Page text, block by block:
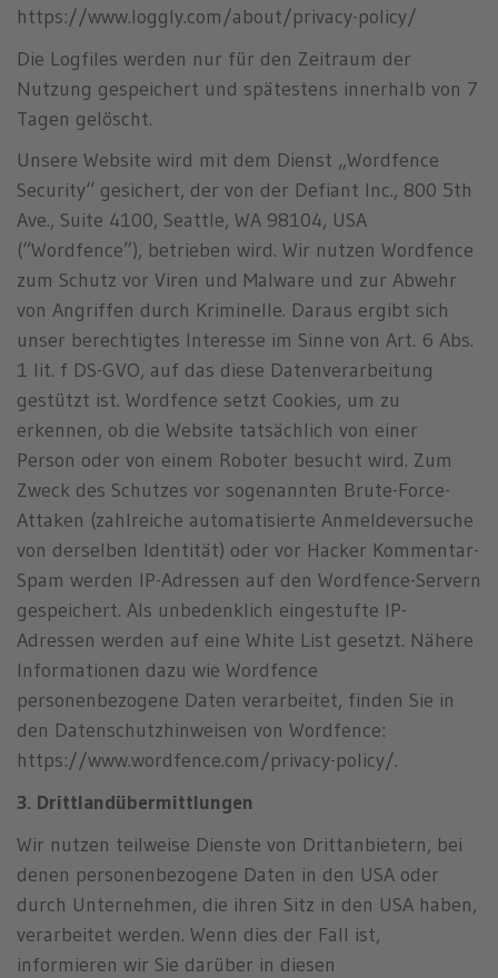
https://www.loggly.com/about/privacy-policy/
Die Logfiles werden nur für den Zeitraum der
Nutzung gespeichert und spätestens innerhalb von 7
Tagen gelöscht.
Unsere Website wird mit dem Dienst „Wordfence
Security“ gesichert, der von der Defiant Inc., 800 5th
Ave., Suite 4100, Seattle, WA 98104, USA
(“Wordfence”), betrieben wird. Wir nutzen Wordfence
zum Schutz vor Viren und Malware und zur Abwehr
von Angriffen durch Kriminelle. Daraus ergibt sich
unser berechtigtes Interesse im Sinne von Art. 6 Abs.
1 lit. f DS-GVO, auf das diese Datenverarbeitung
gestützt ist. Wordfence setzt Cookies, um zu
erkennen, ob die Website tatsächlich von einer
Person oder von einem Roboter besucht wird. Zum
Zweck des Schutzes vor sogenannten Brute-Force-
Attaken (zahlreiche automatisierte Anmeldeversuche
von derselben Identität) oder vor Hacker Kommentar-
Spam werden IP-Adressen auf den Wordfence-Servern
gespeichert. Als unbedenklich eingestufte IP-
Adressen werden auf eine White List gesetzt. Nähere
Informationen dazu wie Wordfence
personenbezogene Daten verarbeitet, finden Sie in
den Datenschutzhinweisen von Wordfence:
https://www.wordfence.com/privacy-policy/.
3. Drittlandübermittlungen
Wir nutzen teilweise Dienste von Drittanbietern, bei
denen personenbezogene Daten in den USA oder
durch Unternehmen, die ihren Sitz in den USA haben,
verarbeitet werden. Wenn dies der Fall ist,
informieren wir Sie darüber in diesen